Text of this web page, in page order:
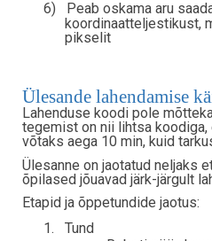
6)
Peab oskama aru
koordinaatteljestikust,
pikselit
Ülesande lahendamise
Lahenduse koodi pole
tegemist on nii lihtsa koodiga,
võtaks aega 10 min, kuid
Ülesanne on jaotatud neljaks
õpilased jõuavad järk-järgult
Etapid ja õppetundide jaotus:
1.
Tund